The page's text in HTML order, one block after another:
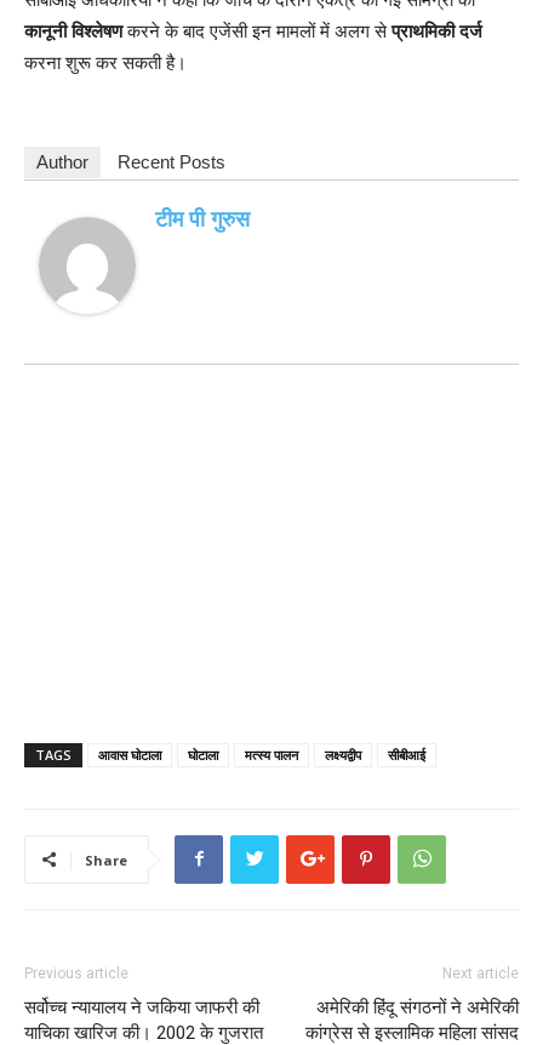
कानूनी विश्लेषणकरने के बाद एजेंसी इन मामलों में अलग सेप्राथमिकी दर्ज
करना शुरू कर सकती है।
Author Recent Posts
टीम पी गुरुस
TAGS आवास घोटाला घोटाला मत्स्य पालन लक्ष्यद्वीप सीबीआई
Share
Previous article
सर्वोच्च न्यायालय ने जकिया जाफरी की
याचिका खारिज की। 2002 के गुजरात
Next article
अमेरिकी हिंदू संगठनों ने अमेरिकी
कांग्रेस से इस्लामिक महिला सांसद